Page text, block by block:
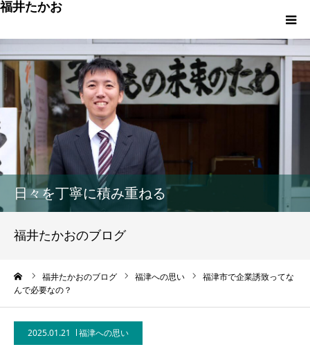
福井たかお
日々を丁寧に積み重ねる
福井たかおのブログ
福井たかおのブログ 福津への思い
福津市で企業誘致ってな
んで必要なの？
2025.01.21 福津への思い
福津への想いと実績
重点政策と市役所活性化策
プロフィール
市政方針ーまちの未来を再設計ー